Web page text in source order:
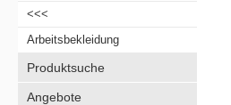
<<<
Arbeitsbekleidung
Produktsuche
Angebote